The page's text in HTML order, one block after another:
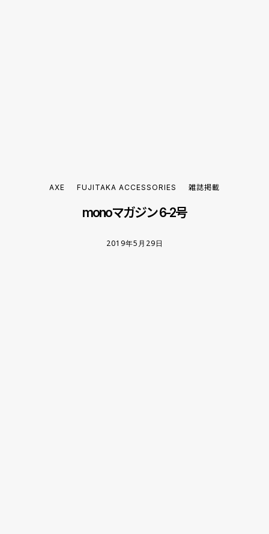
AXE FUJITAKA ACCESSORIES 雑誌掲載
monoマガジン 6-2号
2019年5月29日